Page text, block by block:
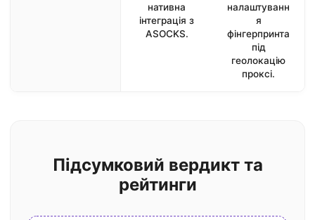
нативна
інтеграція з
ASOCKS.
налаштуванн
я
фінгерпринта
під
геолокацію
проксі.
Підсумковий вердикт та
рейтинги